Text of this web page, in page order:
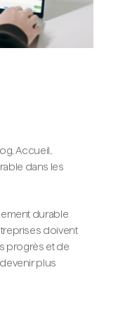
Accueil,
dans les
durable
doivent
progrès et de
plus